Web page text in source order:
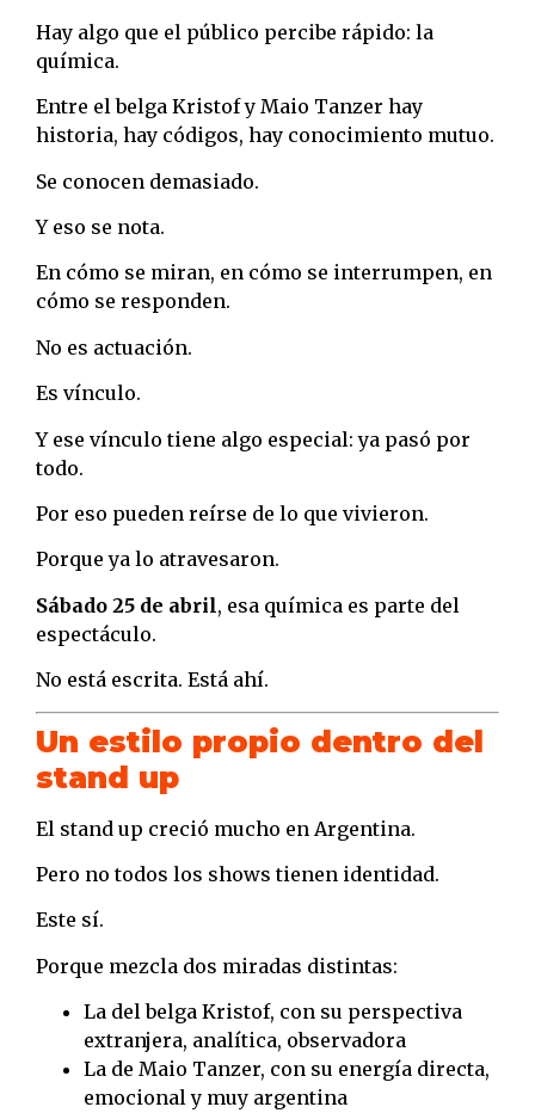
Hay algo que el público percibe rápido: la
química.
Entre el belga Kristof y Maio Tanzer hay
historia, hay códigos, hay conocimiento mutuo.
Se conocen demasiado.
Y eso se nota.
En cómo se miran, en cómo se interrumpen, en
cómo se responden.
No es actuación.
Es vínculo.
Y ese vínculo tiene algo especial: ya pasó por
todo.
Por eso pueden reírse de lo que vivieron.
Porque ya lo atravesaron.
Sábado 25 de abril, esa química es parte del
espectáculo.
No está escrita. Está ahí.
Un estilo propio dentro del
stand up
El stand up creció mucho en Argentina.
Pero no todos los shows tienen identidad.
Este sí.
Porque mezcla dos miradas distintas:
La del belga Kristof, con su perspectiva
extranjera, analítica, observadora
La de Maio Tanzer, con su energía directa,
emocional y muy argentina